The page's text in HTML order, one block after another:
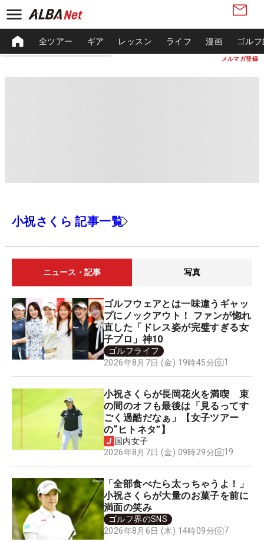
メルマガ登録
全ツアー ギア レッスン ライフ 漫画 ゴル
小祝さくら 記事一覧
ニュース・記事 写真
ゴルフウェアとは一味違うギャッ
プにノックアウト！ ファンが惚れ
直した「ドレス姿が完璧すぎる女
子プロ」神10
ゴルフライフ
2026年8月7日 (金) 19時45分
1
小祝さくらが長岡花火を満喫 束
の間のオフも最後は「見るってす
ごく過酷だなぁ」【女子ツアー
の“ヒトネタ”】
国内女子
2026年8月7日 (金) 09時29分
19
「全部食べたら太っちゃうよ！」
小祝さくらが大量のお菓子を前に
満面の笑み
ゴルフ界のSNS
2026年8月6日 (木) 14時09分
7